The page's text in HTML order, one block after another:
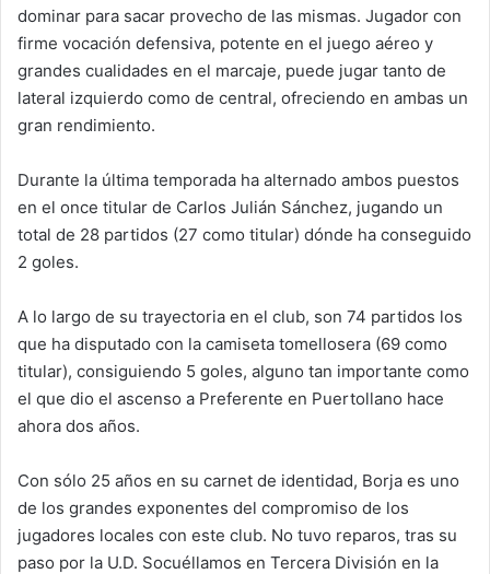
dominar para sacar provecho de las mismas. Jugador con
firme vocación defensiva, potente en el juego aéreo y
grandes cualidades en el marcaje, puede jugar tanto de
lateral izquierdo como de central, ofreciendo en ambas un
gran rendimiento.
Durante la última temporada ha alternado ambos puestos
en el once titular de Carlos Julián Sánchez, jugando un
total de 28 partidos (27 como titular) dónde ha conseguido
2 goles.
A lo largo de su trayectoria en el club, son 74 partidos los
que ha disputado con la camiseta tomellosera (69 como
titular), consiguiendo 5 goles, alguno tan importante como
el que dio el ascenso a Preferente en Puertollano hace
ahora dos años.
Con sólo 25 años en su carnet de identidad, Borja es uno
de los grandes exponentes del compromiso de los
jugadores locales con este club. No tuvo reparos, tras su
paso por la U.D. Socuéllamos en Tercera División en la